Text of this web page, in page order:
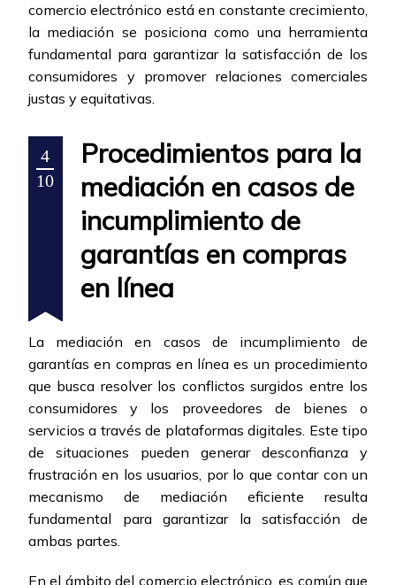
comercio electrónico está en constante crecimiento,
la mediación se posiciona como una herramienta
fundamental para garantizar la satisfacción de los
consumidores y promover relaciones comerciales
justas y equitativas.
4
10
Procedimientos para la
mediación en casos de
incumplimiento de
garantías en compras
en línea
La mediación en casos de incumplimiento de
garantías en compras en línea es un procedimiento
que busca resolver los conflictos surgidos entre los
consumidores y los proveedores de bienes o
servicios a través de plataformas digitales. Este tipo
de situaciones pueden generar desconfianza y
frustración en los usuarios, por lo que contar con un
mecanismo de mediación eficiente resulta
fundamental para garantizar la satisfacción de
ambas partes.
En el ámbito del comercio electrónico, es común que